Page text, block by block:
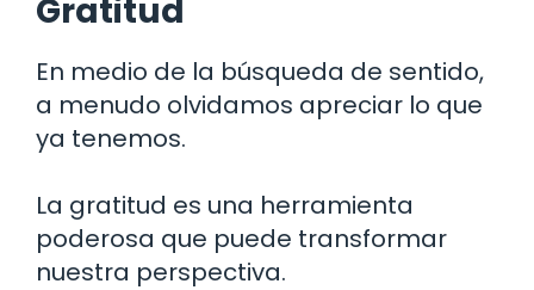
Gratitud
En medio de la búsqueda de sentido,
a menudo olvidamos apreciar lo que
ya tenemos.
La gratitud es una herramienta
poderosa que puede transformar
nuestra perspectiva.